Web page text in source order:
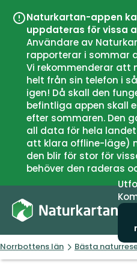
Naturkartan-appen
uppdateras för vissa
Användare av
rapporterar i sommar
Vi rekommenderar att
helt från sin telefon i
igen! Då skall den
befintliga appen skall
efter sommaren. Den
all data för hela
att klara offline-läge)
den blir för stor för
behöver den raderas
Norrbottens län Bästa